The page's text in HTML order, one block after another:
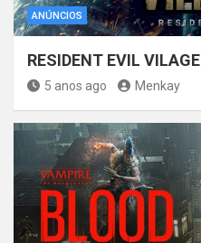
ANÚNCIOS
RESIDENT EVIL VILAGE
5 anos ago Menkay